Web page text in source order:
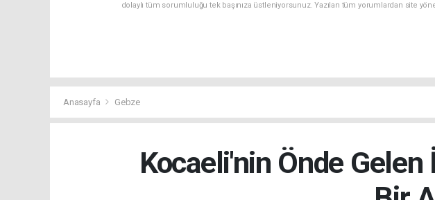
dolaylı tüm sorumluluğu tek başınıza üstleniyorsunuz. Yazılan tüm yorumlardan site
Anasayfa Gebze
Kocaeli'nin Önde